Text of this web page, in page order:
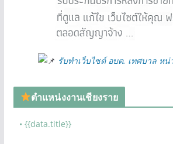
รับทำเว็บไซต์ อบต. เทศบาล ห
ตำแหน่งงานเชียงราย
• {{data.title}}